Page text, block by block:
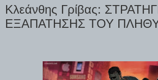
Κλεάνθης Γρίβας:
ΕΞΑΠΑΤΗΣΗΣ ΤΟΥ